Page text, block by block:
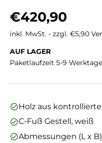
Normaler
€420,90
inkl. MwSt. - zzgl. €5,90
AUF LAGER
Paketlaufzeit 5-9 Werktage
Holz aus
C-Fuß Gestell, weiß
Abmessungen (L x